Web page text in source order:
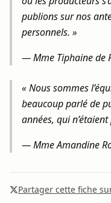
publions sur nos
personnels. »
—Mme Tiphaine de
« Nous sommes
beaucoup parlé de
années, qui
—Mme Amandine
Partager cette fiche